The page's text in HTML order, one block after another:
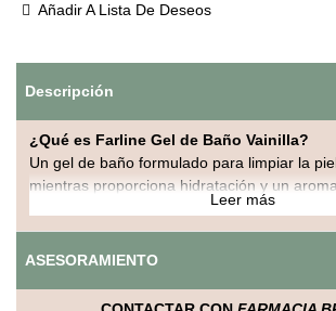
Añadir A Lista De Deseos
Descripción
¿Qué es Farline Gel de Baño Vainilla?
Un gel de baño formulado para limpiar la
mientras proporciona hidratación y un
vainilla que deja una sensación de frescura
Características y beneficios
Limpieza eficaz sin resecar la piel.
Leer más
ASESORAMIENTO